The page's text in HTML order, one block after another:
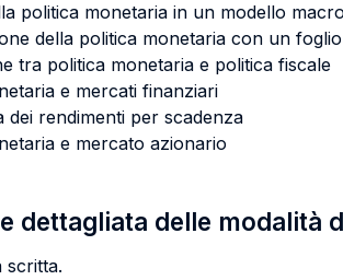
politica monetaria in un modello macro
della politica monetaria con un foglio
tra politica monetaria e politica fiscale
e mercati finanziari
dei rendimenti per scadenza
e mercato azionario
dettagliata delle modalità
scritta.